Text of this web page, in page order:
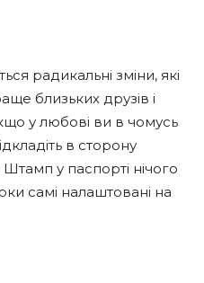
радикальні зміни, які
близьких друзів і
у любові ви в чомусь
в сторону
у паспорті нічого
самі налаштовані на